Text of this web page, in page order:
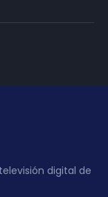
digital de